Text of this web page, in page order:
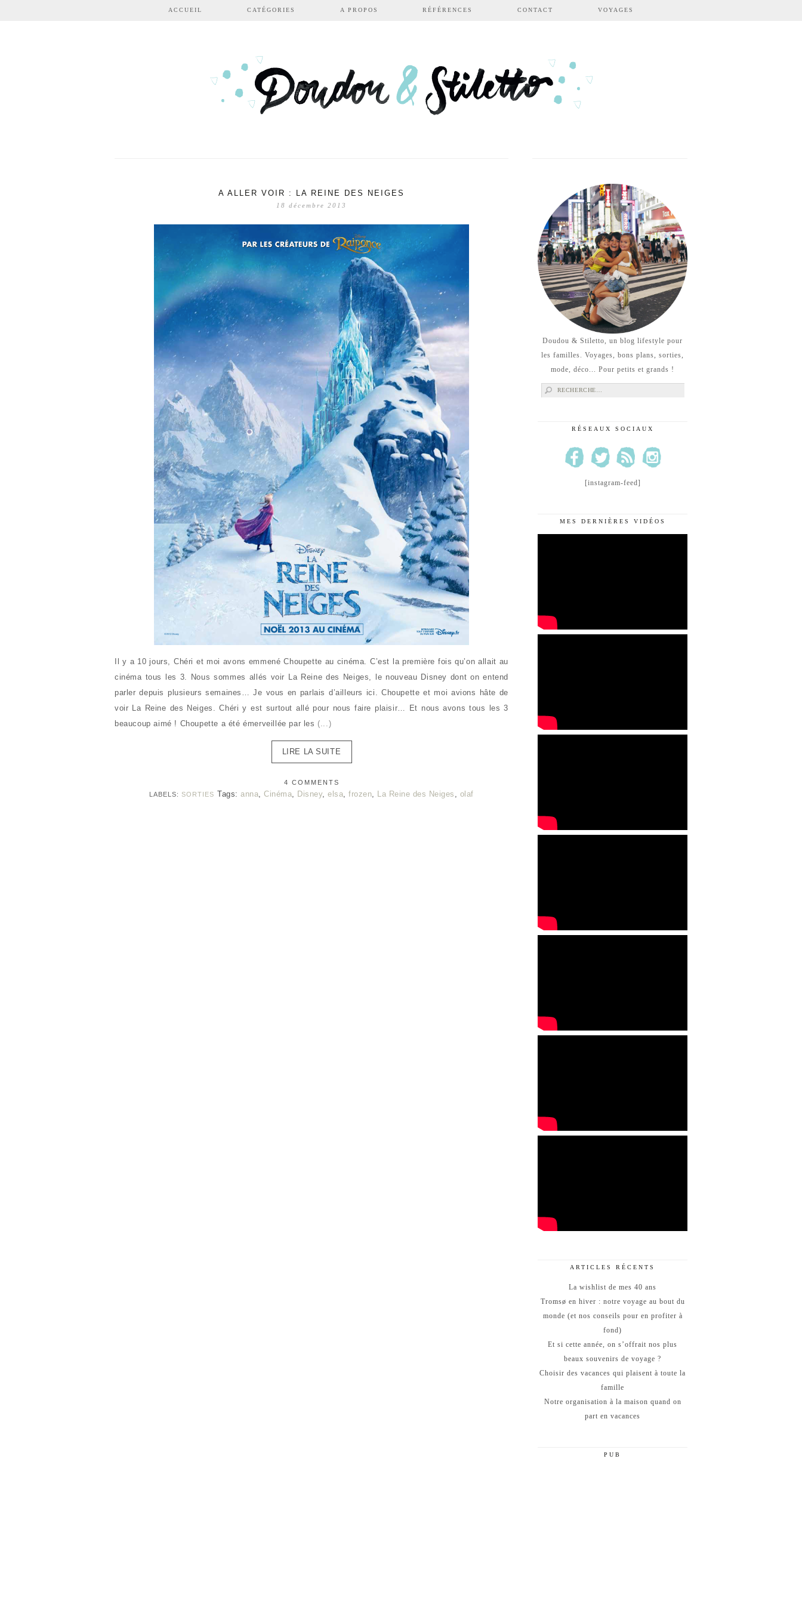
Aller au contenu principal
ACCUEIL CATÉGORIES A PROPOS RÉFÉRENCES CONTACT VOYAGES
A ALLER VOIR : LA REINE DES NEIGES
18 décembre 2013
Il y a 10 jours, Chéri et moi avons emmené Choupette au cinéma. C’est la première fois qu’on allait au
cinéma tous les 3. Nous sommes allés voir La Reine des Neiges, le nouveau Disney dont on entend
parler depuis plusieurs semaines… Je vous en parlais d’ailleurs ici. Choupette et moi avions hâte de
voir La Reine des Neiges. Chéri y est surtout allé pour nous faire plaisir… Et nous avons tous les 3
beaucoup aimé ! Choupette a été émerveillée par les (...)
LIRE LA SUITE
4 COMMENTS
LABELS:SORTIES Tags:anna,Cinéma, Disney,elsa,frozen, La Reine des Neiges , olaf
Doudou & Stiletto, un blog lifestyle pour
les familles. Voyages, bons plans, sorties,
mode, déco... Pour petits et grands !
Rechercher :
RÉSEAUX SOCIAUX
[instagram-feed]
MES DERNIÈRES VIDÉOS
ARTICLES RÉCENTS
La wishlist de mes 40 ans
Tromsø en hiver : notre voyage au bout du
monde (et nos conseils pour en profiter à
fond)
Et si cette année, on s’offrait nos plus
beaux souvenirs de voyage ?
Choisir des vacances qui plaisent à toute la
famille
Notre organisation à la maison quand on
part en vacances
PUB